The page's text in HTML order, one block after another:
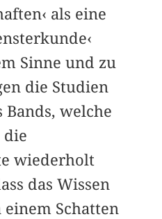
als eine
Sinne und zu
die Studien
Bands, welche
die
wiederholt
das Wissen
Schatten